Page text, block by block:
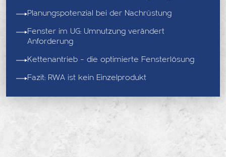
Planungspotenzial bei der Nachrüstung
Fenster im UG: Umnutzung verändert
Anforderung
Kettenantrieb – die optimierte Fensterlösung
Fazit: RWA ist kein Einzelprodukt